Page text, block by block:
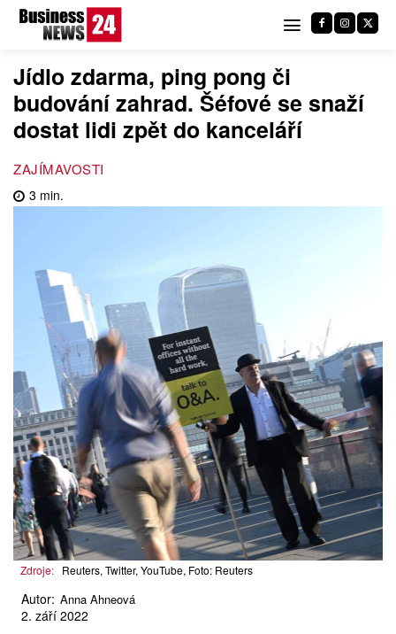
Jídlo zdarma, ping pong či
budování zahrad. Šéfové se snaží
dostat lidi zpět do kanceláří
ZAJÍMAVOSTI
3 min.
Zdroje: Reuters, Twitter, YouTube, Foto: Reuters
Autor: Anna Ahneová
2. září 2022